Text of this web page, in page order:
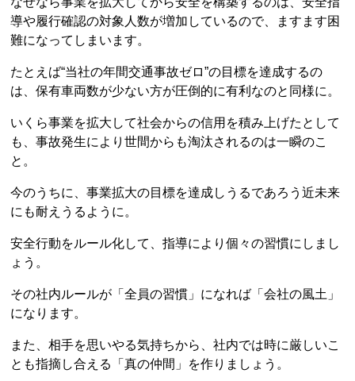
導や履行確認の対象人数が増加しているので、ますます困
難になってしまいます。
たとえば“当社の年間交通事故ゼロ”の目標を達成するの
は、保有車両数が少ない方が圧倒的に有利なのと同様に。
いくら事業を拡大して社会からの信用を積み上げたとして
も、事故発生により世間からも淘汰されるのは一瞬のこ
と。
今のうちに、事業拡大の目標を達成しうるであろう近未来
にも耐えうるように。
安全行動をルール化して、指導により個々の習慣にしまし
ょう。
その社内ルールが「全員の習慣」になれば「会社の風土」
になります。
また、相手を思いやる気持ちから、社内では時に厳しいこ
とも指摘し合える「真の仲間」を作りましょう。